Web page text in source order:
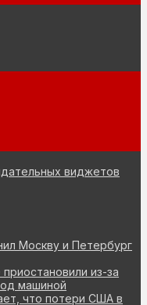
виджетов
Москву и Петербург
из-за
машиной
что потери США в